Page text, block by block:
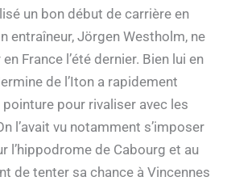
un bon début de carrière en
entraîneur, Jörgen Westholm, ne
France l’été dernier. Bien lui en
de l’Iton a rapidement
pointure pour rivaliser avec les
l’avait vu notamment s’imposer
l’hippodrome de Cabourg et au
de tenter sa chance à Vincennes